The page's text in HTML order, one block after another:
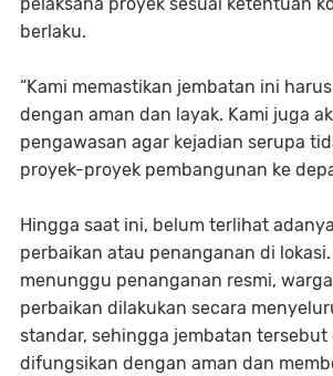
berlaku.
“Kami memastikan jembatan ini
dengan aman dan layak. Kami juga
pengawasan agar kejadian serupa
proyek-proyek pembangunan ke
Hingga saat ini, belum terlihat
perbaikan atau penanganan di
menunggu penanganan resmi,
perbaikan dilakukan secara
standar, sehingga jembatan tersebut
difungsikan dengan aman dan